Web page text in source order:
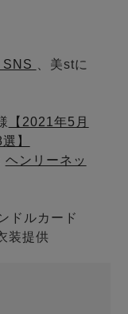
、美stに
【2021年5月
】
ヘンリーネッ
ドルカード
装提供